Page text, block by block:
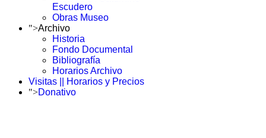
Escudero
Obras Museo
">Archivo
Historia
Fondo Documental
Bibliografía
Horarios Archivo
Visitas || Horarios y Precios
">Donativo